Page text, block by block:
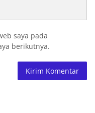
saya pada
berikutnya.